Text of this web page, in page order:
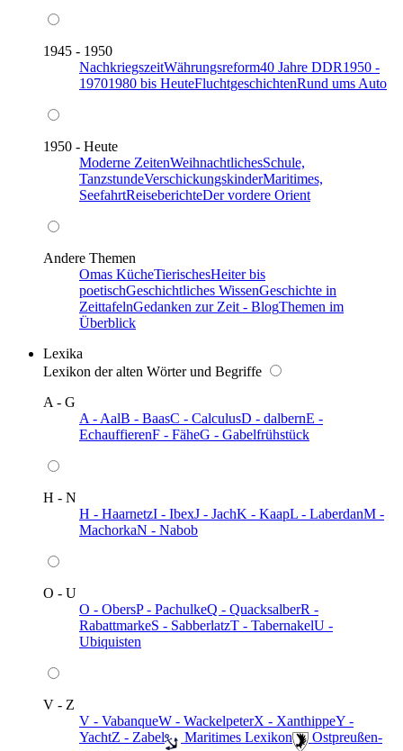
1945 - 1950
NachkriegszeitWährungsreform40 Jahre DDR1950 -
19701980 bis HeuteFluchtgeschichtenRund ums Auto
1950 - Heute
Moderne ZeitenWeihnachtlichesSchule,
TanzstundeVerschickungskinderMaritimes,
SeefahrtReiseberichteDer vordere Orient
Andere Themen
Omas KücheTierischesHeiter bis
poetischGeschichtliches WissenGeschichte in
ZeittafelnGedanken zur Zeit - BlogThemen im
Überblick
Lexika
Lexikon der alten Wörter und Begriffe
A - G
A - AalB - BaasC - CalculusD - dalbernE -
EchauffierenF - FäheG - Gabelfrühstück
H - N
H - HaarnetzI - IbexJ - JachK - KaapL - LaberdanM -
MachorkaN - Nabob
O - U
O - ObersP - PachulkeQ - QuacksalberR -
RabattmarkeS - SabberlatzT - TabernakelU -
Ubiquisten
V - Z
V - VabanqueW - WackelpeterX - XanthippeY -
YachtZ - Zabel ️ Maritimes Lexikon
️ Ostpreußen-